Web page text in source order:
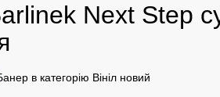
Next Step